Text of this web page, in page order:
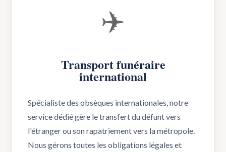
✈️
Transport funéraire
international
Spécialiste des obsèques internationales, notre
service dédié gère le transfert du défunt vers
l'étranger ou son rapatriement vers la métropole.
Nous gérons toutes les obligations légales et